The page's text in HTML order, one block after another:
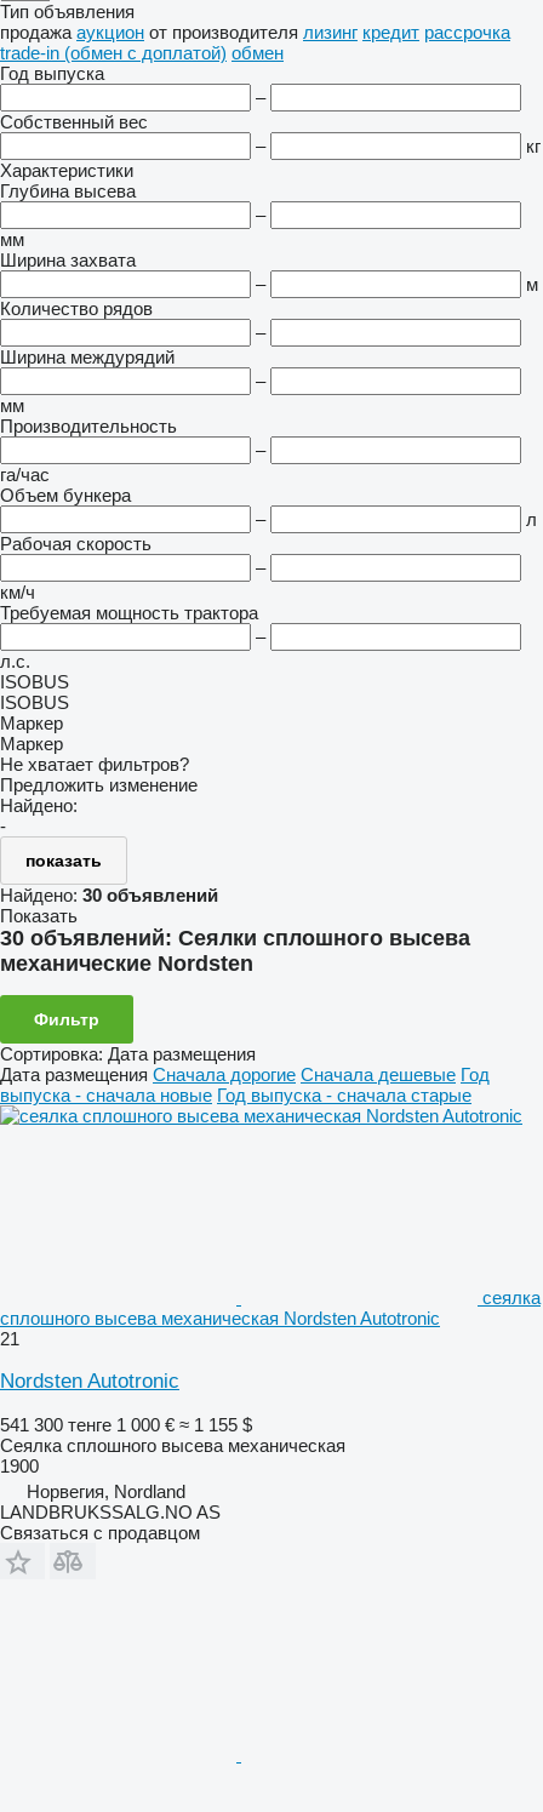
Тип объявления
продажа аукцион от производителя лизинг кредит рассрочка
trade-in (обмен с доплатой) обмен
Год выпуска
–
Собственный вес
–
кг
Характеристики
Глубина высева
–
мм
Ширина захвата
–
м
Количество рядов
–
Ширина междурядий
–
мм
Производительность
–
га/час
Объем бункера
–
л
Рабочая скорость
–
км/ч
Требуемая мощность трактора
–
л.с.
ISOBUS
ISOBUS
Маркер
Маркер
Не хватает фильтров?
Предложить изменение
Найдено:
-
показать
Найдено: 30 объявлений
Показать
30 объявлений: Сеялки сплошного высева
механические Nordsten
Фильтр
Сортировка: Дата размещения
Дата размещения Сначала дорогие Сначала дешевые Год
выпуска - сначала новые Год выпуска - сначала старые
сеялка
сплошного высева механическая Nordsten Autotronic
21
Nordsten Autotronic
541 300 тенге 1 000 € ≈ 1 155 $
Сеялка сплошного высева механическая
1900
Норвегия, Nordland
LANDBRUKSSALG.NO AS
Связаться с продавцом